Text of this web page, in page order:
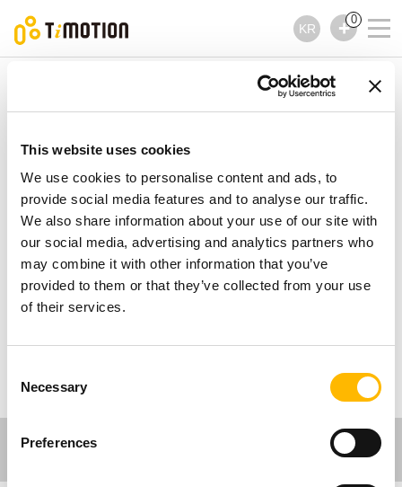
This website uses cookies
We use cookies to personalise content and ads, to
provide social media features and to analyse our traffic.
We also share information about your use of our site with
our social media, advertising and analytics partners who
may combine it with other information that you’ve
provided to them or that they’ve collected from your use
of their services.
Selection
Necessary
Preferences
KR
0
TA14 제품시리즈
실린더